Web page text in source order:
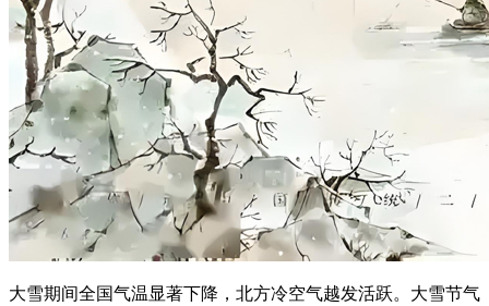
大雪期间全国气温显著下降，北方冷空气越发活跃。大雪节气